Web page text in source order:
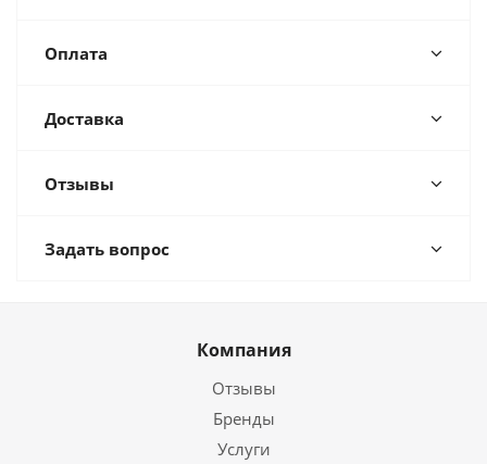
Оплата
Доставка
Отзывы
Задать вопрос
Компания
Отзывы
Бренды
Услуги